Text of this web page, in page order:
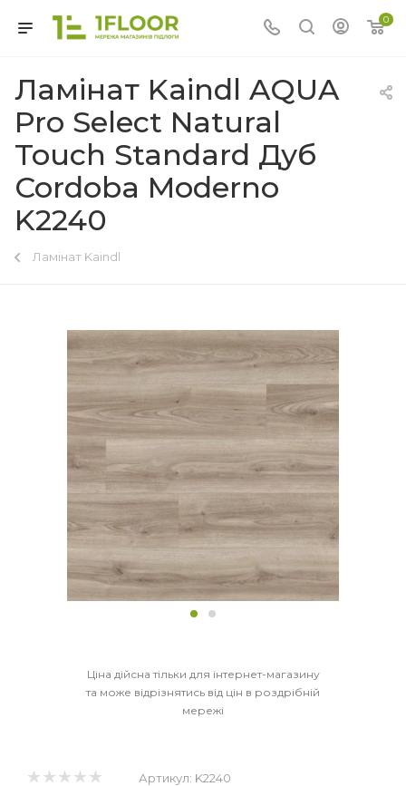
0
Ламінат Kaindl AQUA
Pro Select Natural
Touch Standard Дуб
Cordoba Moderno
K2240
Ламінат Kaindl
Ціна дійсна тільки для інтернет-магазину
та може відрізнятись від цін в роздрібній
мережі
Артикул: K2240